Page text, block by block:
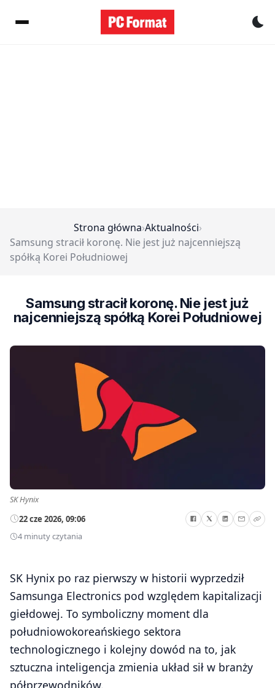
Strona główna›Aktualności›
Samsung stracił koronę. Nie jest już najcenniejszą
spółką Korei Południowej
Samsung stracił koronę. Nie jest już
najcenniejszą spółką Korei Południowej
SK Hynix
22 cze 2026, 09:06
4 minuty czytania
SK Hynix po raz pierwszy w historii wyprzedził
Samsunga Electronics pod względem kapitalizacji
giełdowej. To symboliczny moment dla
południowokoreańskiego sektora
technologicznego i kolejny dowód na to, jak
sztuczna inteligencja zmienia układ sił w branży